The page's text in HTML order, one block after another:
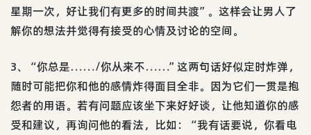
星期一次，好让我们有更多的时间共渡”。这样会让男人了
解你的想法并觉得有接受的心情及讨论的空间。
3、“你总是……/你从来不……”这两句话好似定时炸弹，
随时可能把你和他的感情炸得面目全非。因为它们一贯是抱
怨者的用语。若有问题应该坐下来好好谈，让他知道你的感
受和建议，再询问他的看法，比如：“我有话要说，你看电